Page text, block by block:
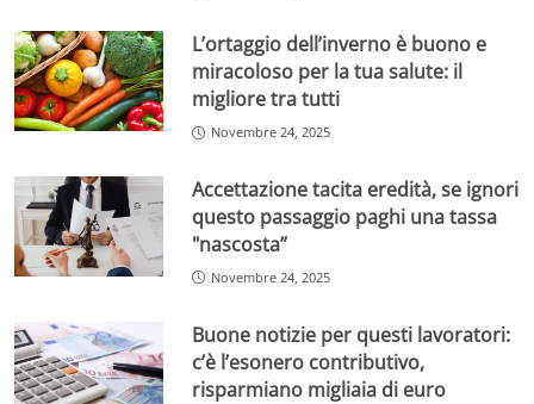
L’ortaggio dell’inverno è buono e
miracoloso per la tua salute: il
migliore tra tutti
Novembre 24, 2025
Accettazione tacita eredità, se ignori
questo passaggio paghi una tassa
"nascosta”
Novembre 24, 2025
Buone notizie per questi lavoratori:
c’è l’esonero contributivo,
risparmiano migliaia di euro